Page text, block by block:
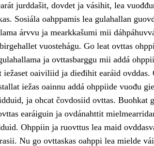
jurddašit, dovdet ja vásihit, lea
Sosiála oahppamis lea gulahallan
árvvu ja mearkkašumi mii
vuostehágu. Go leat ovttas
ja ovttasbarggu mii addá
iežaset oaiviliid ja dieđihit earáid ovddas.
iežas oainnu addá ohppiide vuođu
ja ohcat čovdosiid ovttas. Buohkat
earáiguin ja ovdánahttit
Ohppiin ja ruovttus lea maid
Nu go ovttaskas oahppi lea mielde